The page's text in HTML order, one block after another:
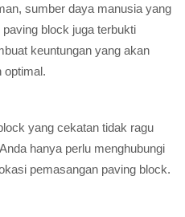
sumber daya manusia yang
block juga terbukti
keuntungan yang akan
optimal.
yang cekatan tidak ragu
hanya perlu menghubungi
pemasangan paving block.